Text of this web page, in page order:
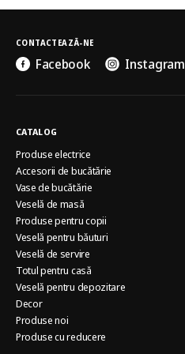
CONTACTEAZĂ-NE
Facebook Instagram
CATALOG
Produse electrice
Accesorii de bucătărie
Vase de bucătărie
Veselă de masă
Produse pentru copii
Veselă pentru băuturi
Veselă de servire
Totul pentru casă
Veselă pentru depozitare
Decor
Produse noi
Produse cu reducere